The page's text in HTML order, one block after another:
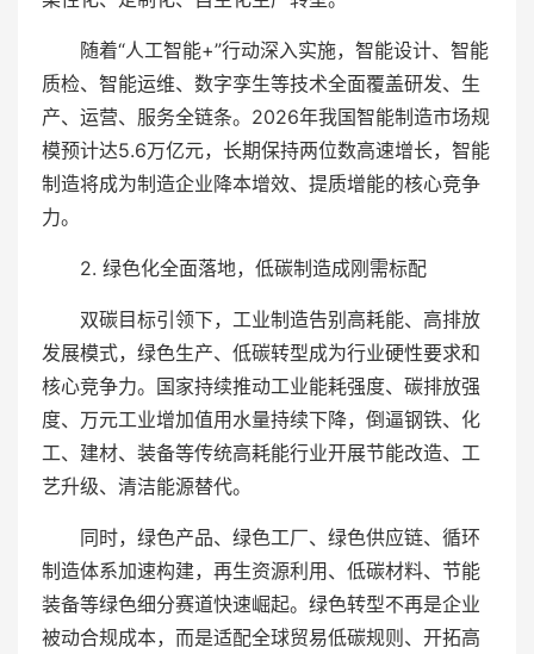
随着“人工智能+”行动深入实施，智能设计、智能
质检、智能运维、数字孪生等技术全面覆盖研发、生
产、运营、服务全链条。2026年我国智能制造市场规
模预计达5.6万亿元，长期保持两位数高速增长，智能
制造将成为制造企业降本增效、提质增能的核心竞争
力。
2. 绿色化全面落地，低碳制造成刚需标配
双碳目标引领下，工业制造告别高耗能、高排放
发展模式，绿色生产、低碳转型成为行业硬性要求和
核心竞争力。国家持续推动工业能耗强度、碳排放强
度、万元工业增加值用水量持续下降，倒逼钢铁、化
工、建材、装备等传统高耗能行业开展节能改造、工
艺升级、清洁能源替代。
同时，绿色产品、绿色工厂、绿色供应链、循环
制造体系加速构建，再生资源利用、低碳材料、节能
装备等绿色细分赛道快速崛起。绿色转型不再是企业
被动合规成本，而是适配全球贸易低碳规则、开拓高